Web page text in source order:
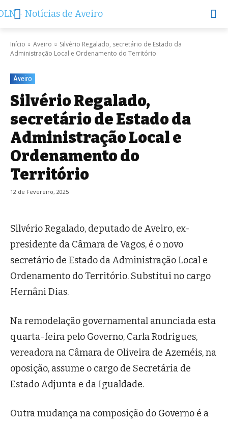
Início Aveiro
Silvério Regalado, secretário de Estado da
Administração Local e Ordenamento do Território
Aveiro
Silvério Regalado,
secretário de Estado da
Administração Local e
Ordenamento do
Território
12 de Fevereiro, 2025
Silvério Regalado, deputado de Aveiro, ex-
presidente da Câmara de Vagos, é o novo
secretário de Estado da Administração Local e
Ordenamento do Território. Substitui no cargo
Hernâni Dias.
Na remodelação governamental anunciada esta
quarta-feira pelo Governo, Carla Rodrigues,
vereadora na Câmara de Oliveira de Azeméis, na
oposição, assume o cargo de Secretária de
Estado Adjunta e da Igualdade.
Outra mudança na composição do Governo é a